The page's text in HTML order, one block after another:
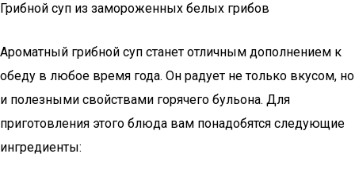
Грибной суп из замороженных белых грибов
Ароматный грибной суп станет отличным дополнением к
обеду в любое время года. Он радует не только вкусом, но
и полезными свойствами горячего бульона. Для
приготовления этого блюда вам понадобятся следующие
ингредиенты: